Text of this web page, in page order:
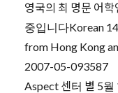
영국의 최 명문 어
중입니다Korean
from Hong Kong
2007-05-093587
Aspect 센터 별 5월